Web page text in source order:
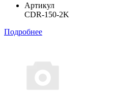
Артикул
CDR-150-2K
Подробнее